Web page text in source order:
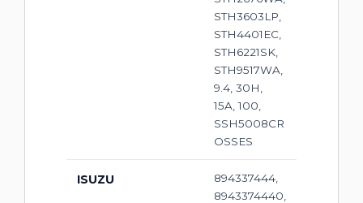
STH3603LP,
STH4401EC,
STH6221SK,
STH9517WA,
9.4, 30H,
15A, 100,
SSH5008CR
OSSES
ISUZU
894337444,
8943374440,